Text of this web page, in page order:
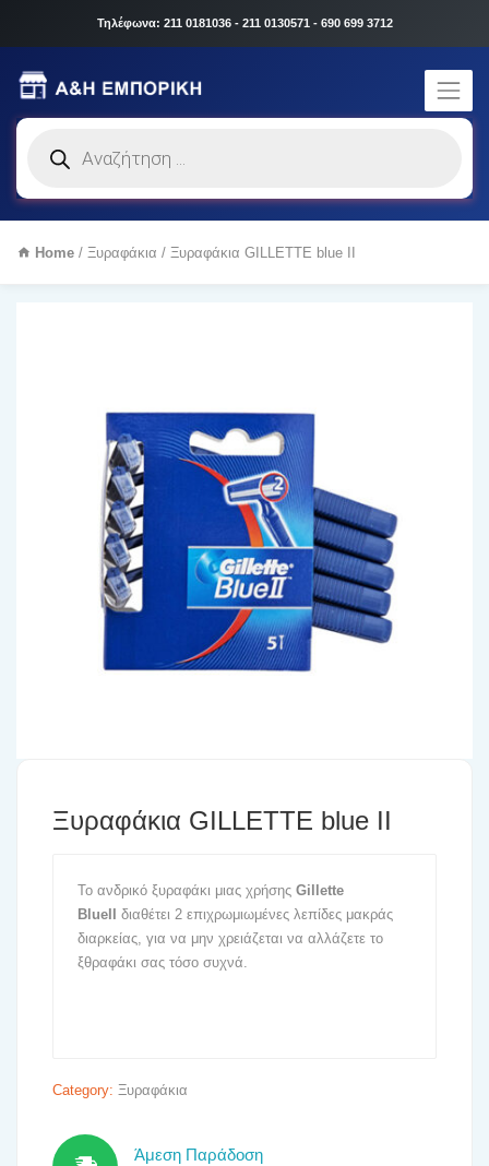
Τηλέφωνα: 211 0181036 - 211 0130571 - 690 699 3712
search
Home / Ξυραφάκια / Ξυραφάκια GILLETTE blue II
Ξυραφάκια GILLETTE blue II
Το ανδρικό ξυραφάκι μιας χρήσης Gillette
BlueII
διαθέτει 2 επιχρωμιωμένες λεπίδες μακράς
διαρκείας, για να μην χρειάζεται να αλλάζετε το
ξθραφάκι σας τόσο συχνά.
Category: Ξυραφάκια
Άμεση Παράδοση